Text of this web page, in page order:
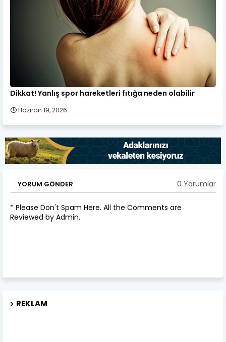
Dikkat! Yanlış spor hareketleri fıtığa neden olabilir
Haziran 19, 2026
YORUM GÖNDER 0 Yorumlar
* Please Don't Spam Here. All the Comments are
Reviewed by Admin.
REKLAM